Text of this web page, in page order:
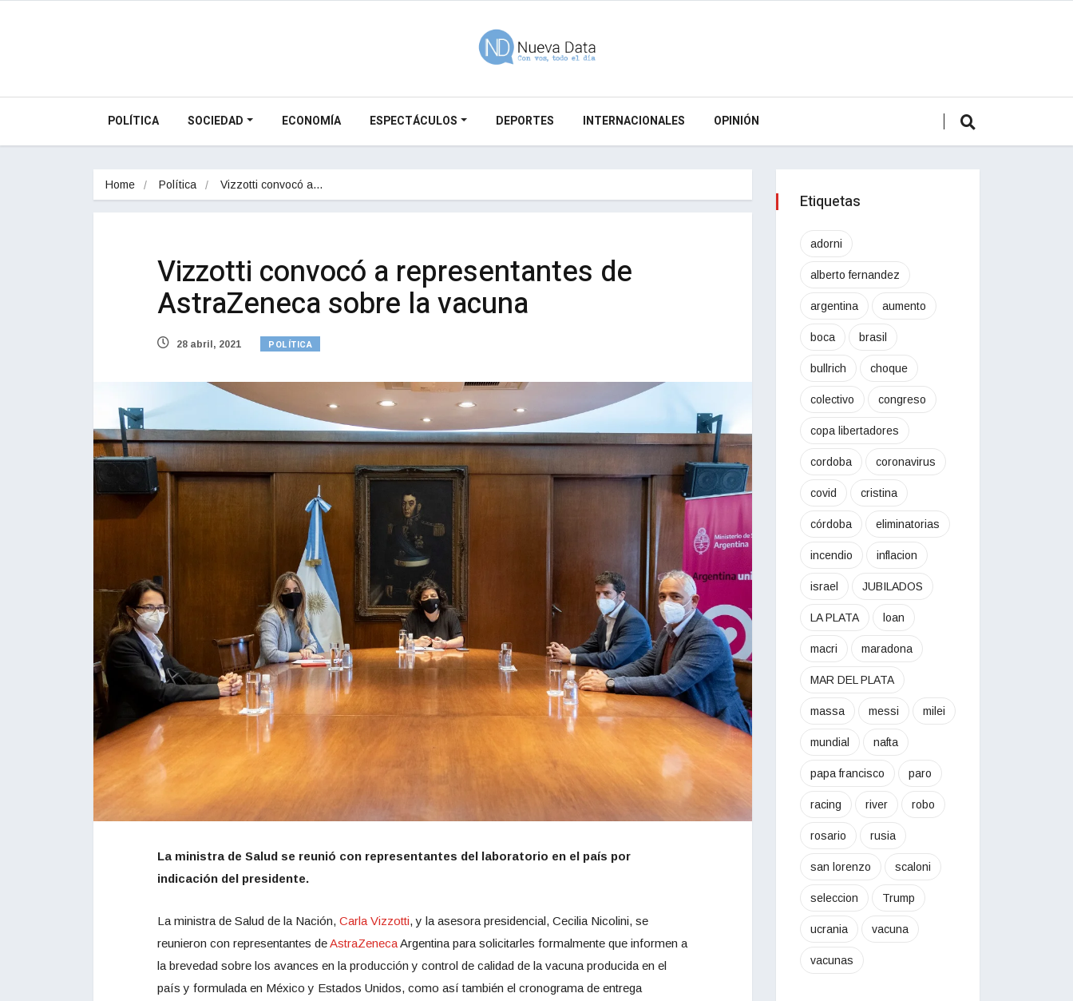
POLÍTICA SOCIEDAD ECONOMÍA ESPECTÁCULOS DEPORTES INTERNACIONALES OPINIÓN
Home Política Vizzotti convocó a…
Vizzotti convocó a representantes de
AstraZeneca sobre la vacuna
28 abril, 2021 POLÍTICA
La ministra de Salud se reunió con representantes del laboratorio en el país por
indicación del presidente.
La ministra de Salud de la Nación, Carla Vizzotti, y la asesora presidencial, Cecilia Nicolini, se
reunieron con representantes deAstraZenecaArgentina para solicitarles formalmente que informen a
la brevedad sobre los avances en la producción y control de calidad de la vacuna producida en el
país y formulada en México y Estados Unidos, como así también el cronograma de entrega
Etiquetas
adorni
alberto fernandez
argentina aumento
boca brasil
bullrich choque
colectivo congreso
copa libertadores
cordoba coronavirus
covid cristina
córdoba eliminatorias
incendio inflacion
israel JUBILADOS
LA PLATA loan
macri maradona
MAR DEL PLATA
massa messi milei
mundial nafta
papa francisco paro
racing river robo
rosario rusia
san lorenzo scaloni
seleccion Trump
ucrania vacuna
vacunas